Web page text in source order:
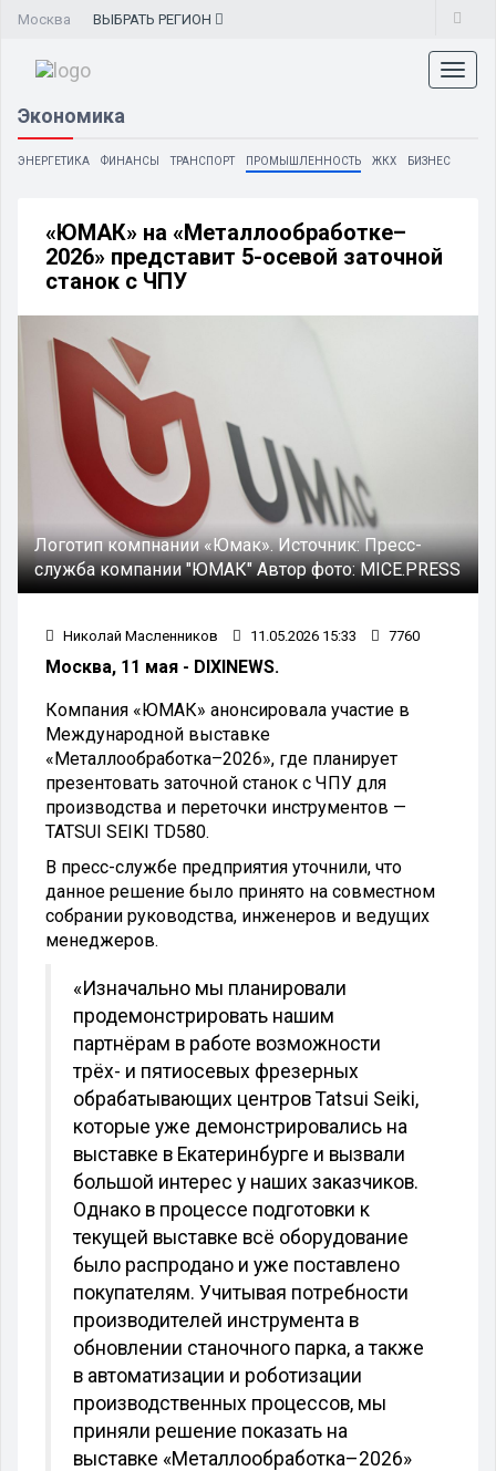
Москва ВЫБРАТЬ РЕГИОН
Экономика
ЭНЕРГЕТИКА ФИНАНСЫ ТРАНСПОРТ ПРОМЫШЛЕННОСТЬ ЖКХ БИЗНЕС
«ЮМАК» на «Металлообработке–
2026» представит 5-осевой заточной
станок с ЧПУ
Логотип компнании «Юмак». Источник: Пресс-
служба компании "ЮМАК" Автор фото: MICE.PRESS
Николай Масленников 11.05.2026 15:33 7760
Москва, 11 мая - DIXINEWS.
Компания «ЮМАК» анонсировала участие в
Международной выставке
«Металлообработка–2026», где планирует
презентовать заточной станок с ЧПУ для
производства и переточки инструментов —
TATSUI SEIKI TD580.
В пресс-службе предприятия уточнили, что
данное решение было принято на совместном
собрании руководства, инженеров и ведущих
менеджеров.
«Изначально мы планировали
продемонстрировать нашим
партнёрам в работе возможности
трёх- и пятиосевых фрезерных
обрабатывающих центров Tatsui Seiki,
которые уже демонстрировались на
выставке в Екатеринбурге и вызвали
большой интерес у наших заказчиков.
Однако в процессе подготовки к
текущей выставке всё оборудование
было распродано и уже поставлено
покупателям. Учитывая потребности
производителей инструмента в
обновлении станочного парка, а также
в автоматизации и роботизации
производственных процессов, мы
приняли решение показать на
выставке «Металлообработка–2026»